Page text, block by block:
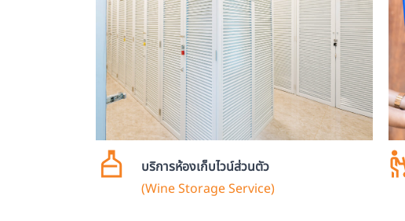
บริการห้องเก็บไวน์ส่วนตัว
(Wine Storage Service)